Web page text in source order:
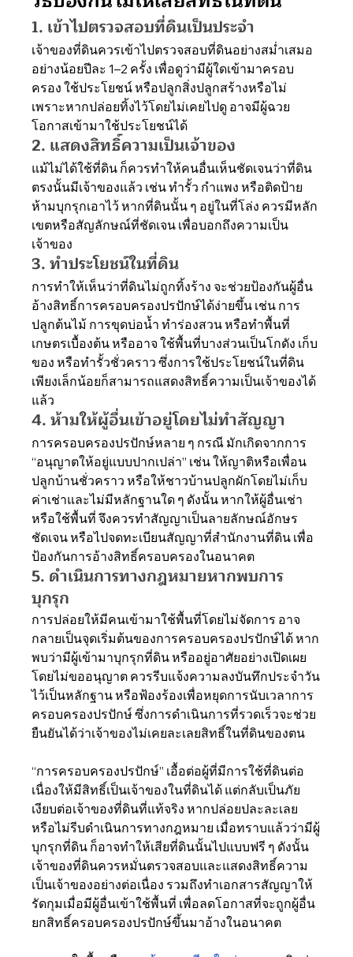
1. เข้าไปตรวจสอบที่ดินเป็นประจำ
เจ้าของที่ดินควรเข้าไปตรวจสอบที่ดินอย่างสม่ำเสมอ
อย่างน้อยปีละ 1–2 ครั้ง เพื่อดูว่ามีผู้ใดเข้ามาครอบ
ครอง ใช้ประโยชน์ หรือปลูกสิ่งปลูกสร้างหรือไม่
เพราะหากปล่อยทิ้งไว้โดยไม่เคยไปดู อาจมีผู้ฉวย
โอกาสเข้ามาใช้ประโยชน์ได้
2. แสดงสิทธิ์ความเป็นเจ้าของ
แม้ไม่ได้ใช้ที่ดิน ก็ควรทำให้คนอื่นเห็นชัดเจนว่าที่ดิน
ตรงนั้นมีเจ้าของแล้ว เช่น ทำรั้ว กำแพง หรือติดป้าย
ห้ามบุกรุกเอาไว้ หากที่ดินนั้น ๆ อยู่ในที่โล่ง ควรมีหลัก
เขตหรือสัญลักษณ์ที่ชัดเจน เพื่อบอกถึงความเป็น
เจ้าของ
3. ทำประโยชน์ในที่ดิน
การทำให้เห็นว่าที่ดินไม่ถูกทิ้งร้าง จะช่วยป้องกันผู้อื่น
อ้างสิทธิ์การครอบครองปรปักษ์ได้ง่ายขึ้น เช่น การ
ปลูกต้นไม้ การขุดบ่อน้ำ ทำร่องสวน หรือทำพื้นที่
เกษตรเบื้องต้น หรืออาจ ใช้พื้นที่บางส่วนเป็นโกดัง เก็บ
ของ หรือทำรั้วชั่วคราว ซึ่งการใช้ประโยชน์ในที่ดิน
เพียงเล็กน้อยก็สามารถแสดงสิทธิ์ความเป็นเจ้าของได้
แล้ว
4. ห้ามให้ผู้อื่นเข้าอยู่โดยไม่ทำสัญญา
การครอบครองปรปักษ์หลาย ๆ กรณี มักเกิดจากการ
“อนุญาตให้อยู่แบบปากเปล่า” เช่น ให้ญาติหรือเพื่อน
ปลูกบ้านชั่วคราว หรือให้ชาวบ้านปลูกผักโดยไม่เก็บ
ค่าเช่าและไม่มีหลักฐานใด ๆ ดังนั้น หากให้ผู้อื่นเช่า
หรือใช้พื้นที่ จึงควรทำสัญญาเป็นลายลักษณ์อักษร
ชัดเจน หรือไปจดทะเบียนสัญญาที่สำนักงานที่ดิน เพื่อ
ป้องกันการอ้างสิทธิ์ครอบครองในอนาคต
5. ดำเนินการทางกฎหมายหากพบการ
บุกรุก
การปล่อยให้มีคนเข้ามาใช้พื้นที่โดยไม่จัดการ อาจ
กลายเป็นจุดเริ่มต้นของการครอบครองปรปักษ์ได้ หาก
พบว่ามีผู้เข้ามาบุกรุกที่ดิน หรืออยู่อาศัยอย่างเปิดเผย
โดยไม่ขออนุญาต ควรรีบแจ้งความลงบันทึกประจำวัน
ไว้เป็นหลักฐาน หรือฟ้องร้องเพื่อหยุดการนับเวลาการ
ครอบครองปรปักษ์ ซึ่งการดำเนินการที่รวดเร็วจะช่วย
ยืนยันได้ว่าเจ้าของไม่เคยละเลยสิทธิ์ในที่ดินของตน
“การครอบครองปรปักษ์” เอื้อต่อผู้ที่มีการใช้ที่ดินต่อ
เนื่องให้มีสิทธิ์เป็นเจ้าของในที่ดินได้ แต่กลับเป็นภัย
เงียบต่อเจ้าของที่ดินที่แท้จริง หากปล่อยปละละเลย
หรือไม่รีบดำเนินการทางกฎหมาย เมื่อทราบแล้วว่ามีผู้
บุกรุกที่ดิน ก็อาจทำให้เสียที่ดินนั้นไปแบบฟรี ๆ ดังนั้น
เจ้าของที่ดินควรหมั่นตรวจสอบและแสดงสิทธิ์ความ
เป็นเจ้าของอย่างต่อเนื่อง รวมถึงทำเอกสารสัญญาให้
รัดกุมเมื่อมีผู้อื่นเข้าใช้พื้นที่ เพื่อลดโอกาสที่จะถูกผู้อื่น
ยกสิทธิ์ครอบครองปรปักษ์ขึ้นมาอ้างในอนาคต